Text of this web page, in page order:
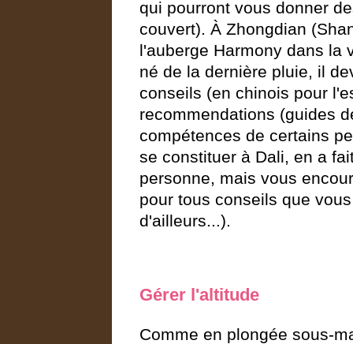
qui pourront vous donner
couvert). À Zhongdian
l'auberge Harmony dans la
né de la dernière pluie, il
conseils (en chinois pour
recommendations (guides
compétences de certains
se constituer à Dali, en a
personne, mais vous
pour tous conseils que
d'ailleurs...).
Gérer l'altitude
Comme en plongée sous-